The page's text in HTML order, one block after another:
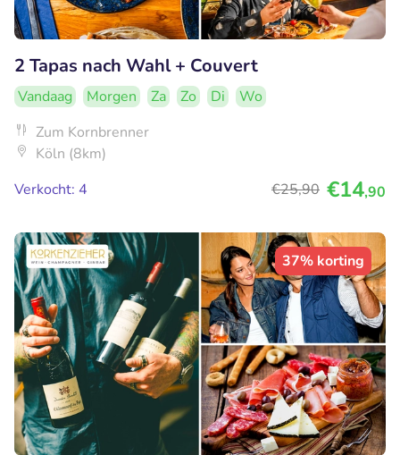
2 Tapas nach Wahl + Couvert
Vandaag Morgen Za Zo Di
Wo
Zum Kornbrenner
Köln (8km)
Verkocht: 4
€25,90 €14,90
37% korting